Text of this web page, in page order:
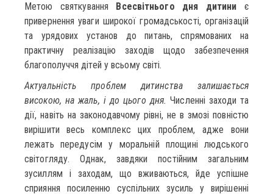
Метою святкування Всесвітнього дня дитини є
привернення уваги широкої громадськості, організацій
та урядових установ до питань, спрямованих на
практичну реалізацію заходів щодо забезпечення
благополуччя дітей у всьому світі.
Актуальність проблем дитинства залишається
високою, на жаль, і до цього дня. Численні заходи та
дії, навіть на законодавчому рівні, не в змозі повністю
вирішити весь комплекс цих проблем, адже вони
лежать передусім у моральній площині людського
світогляду. Однак, завдяки постійним загальним
зусиллям і заходам, що вживаються, йде успішне
сприяння посиленню суспільних зусиль у вирішенні